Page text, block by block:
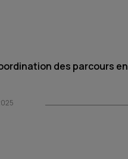
des parcours en